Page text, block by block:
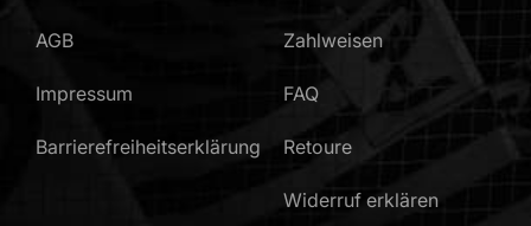
AGB
Impressum
Barrierefreiheitserklärung
Zahlweisen
FAQ
Retoure
Widerruf erklären